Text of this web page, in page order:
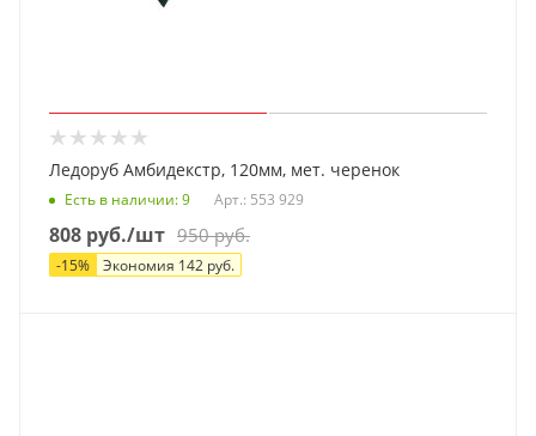
Ледоруб Амбидекстр, 120мм, мет. черенок
Есть в наличии: 9 Арт.: 553 929
808 руб./шт 950руб.
-15% Экономия 142 руб.